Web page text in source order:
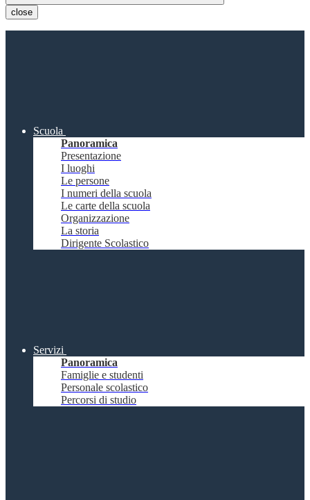
close
Scuola
Panoramica
Presentazione
I luoghi
Le persone
I numeri della scuola
Le carte della scuola
Organizzazione
La storia
Dirigente Scolastico
Servizi
Panoramica
Famiglie e studenti
Personale scolastico
Percorsi di studio